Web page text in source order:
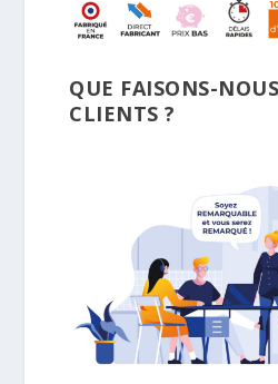
QUE FAISONS-
CLIENTS ?